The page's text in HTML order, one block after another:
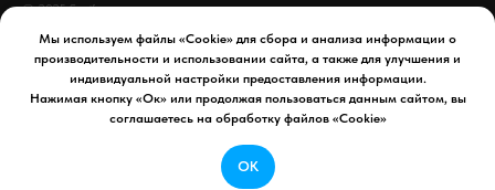
Мы используем файлы «Cookie» для сбора и анализа информации о
производительности и использовании сайта, а также для улучшения и
индивидуальной настройки предоставления информации.
Нажимая кнопку «Ок» или продолжая пользоваться данным сайтом, вы
соглашаетесь на обработку файлов «Cookie»
ОК
© 2025 Spaif
офис компании
maydex.store@gmail.com
Уфа, 50 лет СССР д. 34
Документы
Реквизиты компании
Политика конфиденциальности